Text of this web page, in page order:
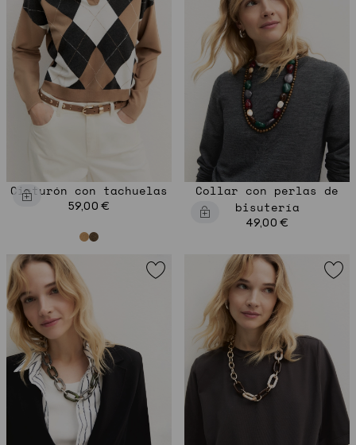
Cinturón con tachuelas
59,00 €
Collar con perlas de
bisutería
49,00 €